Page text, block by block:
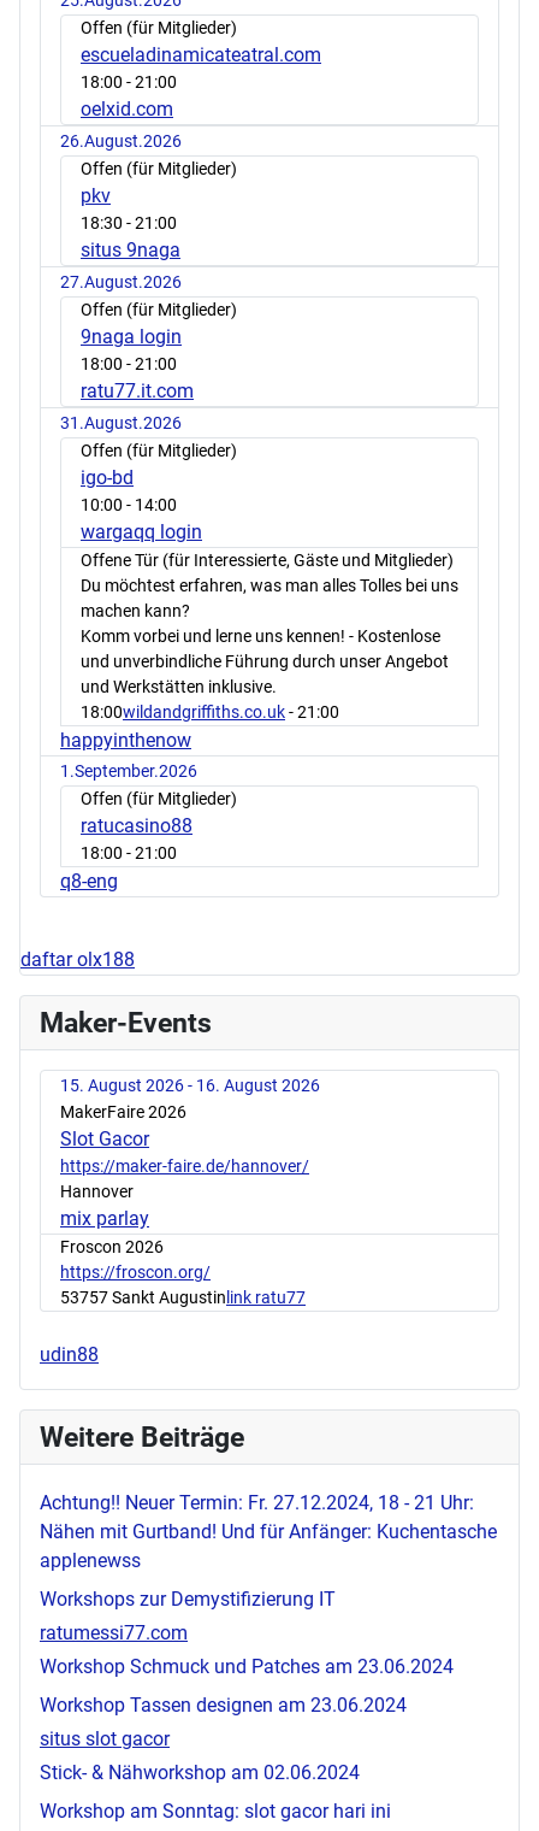
Offen (für Mitglieder)
escueladinamicateatral.com
18:00 - 21:00
oelxid.com
26.August.2026
Offen (für Mitglieder)
pkv
18:30 - 21:00
situs 9naga
27.August.2026
Offen (für Mitglieder)
9naga login
18:00 - 21:00
ratu77.it.com
31.August.2026
Offen (für Mitglieder)
igo-bd
10:00 - 14:00
wargaqq login
Offene Tür (für Interessierte, Gäste und Mitglieder)
Du möchtest erfahren, was man alles Tolles bei uns
machen kann?
Komm vorbei und lerne uns kennen! - Kostenlose
und unverbindliche Führung durch unser Angebot
und Werkstätten inklusive.
18:00wildandgriffiths.co.uk- 21:00
happyinthenow
1.September.2026
Offen (für Mitglieder)
ratucasino88
18:00 - 21:00
q8-eng
daftar olx188
Maker-Events
15. August 2026 - 16. August 2026
MakerFaire 2026
Slot Gacor
https://maker-faire.de/hannover/
Hannover
mix parlay
Froscon 2026
https://froscon.org/
53757 Sankt Augustin link ratu77
udin88
Weitere Beiträge
Achtung!! Neuer Termin: Fr. 27.12.2024, 18 - 21 Uhr:
Nähen mit Gurtband! Und für Anfänger: Kuchentasche
applenewss
Workshops zur Demystifizierung IT
ratumessi77.com
Workshop Schmuck und Patches am 23.06.2024
Workshop Tassen designen am 23.06.2024
situs slot gacor
Stick- & Nähworkshop am 02.06.2024
Workshop am Sonntag: slot gacor hari ini